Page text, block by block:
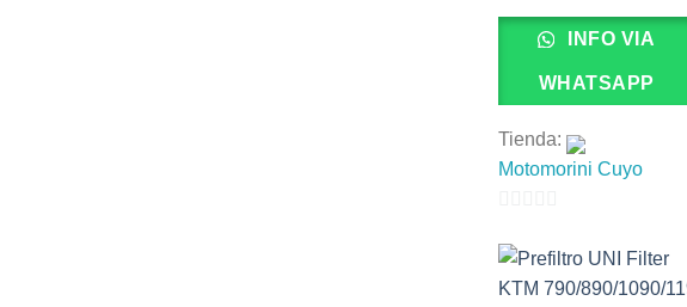
INFO VIA
WHATSAPP
Tienda:
Motomorini Cuyo
de
5